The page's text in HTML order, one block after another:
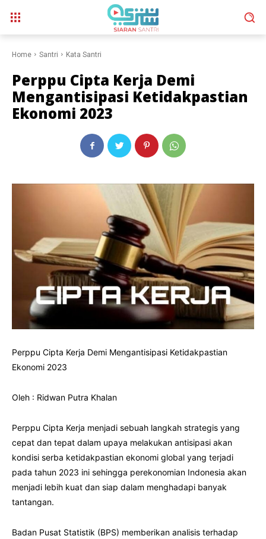
Home Santri Kata Santri
Perppu Cipta Kerja Demi
Mengantisipasi Ketidakpastian
Ekonomi 2023
Perppu Cipta Kerja Demi Mengantisipasi Ketidakpastian
Ekonomi 2023
Oleh : Ridwan Putra Khalan
Perppu Cipta Kerja menjadi sebuah langkah strategis yang
cepat dan tepat dalam upaya melakukan antisipasi akan
kondisi serba ketidakpastian ekonomi global yang terjadi
pada tahun 2023 ini sehingga perekonomian Indonesia akan
menjadi lebih kuat dan siap dalam menghadapi banyak
tantangan.
Badan Pusat Statistik (BPS) memberikan analisis terhadap